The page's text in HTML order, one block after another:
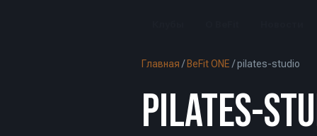
Главная / BeFit ONE /pilates-studio
PILATES-